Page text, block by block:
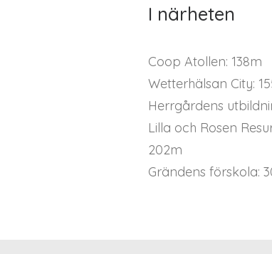
I närheten
Coop Atollen: 138m
Wetterhälsan City:
Herrgårdens
Lilla och Rosen
202m
Grändens förskola: